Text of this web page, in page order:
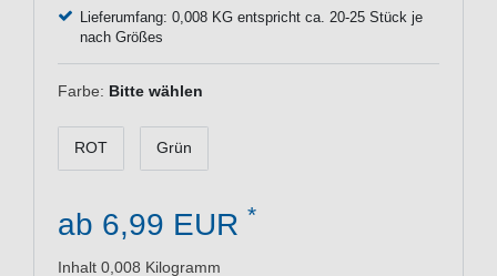
Lieferumfang: 0,008 KG entspricht ca. 20-25 Stück je
nach Größes
Farbe: Bitte wählen
ROT Grün
ab 6,99 EUR *
Inhalt 0,008 Kilogramm